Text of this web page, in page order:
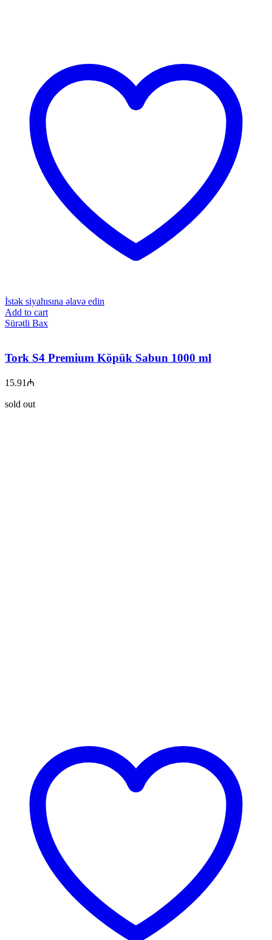
İstək siyahısına əlavə edin
Add to cart
Sürətli Bax
Tork S4 Premium Köpük Sabun 1000 ml
15.91 ₼
sold out